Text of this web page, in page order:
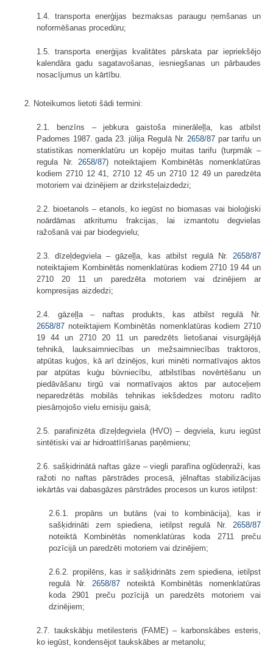
1.4. transporta enerģijas bezmaksas paraugu ņemšanas un
noformēšanas procedūru;
1.5. transporta enerģijas kvalitātes pārskata par iepriekšējo
kalendāra gadu sagatavošanas, iesniegšanas un pārbaudes
nosacījumus un kārtību.
2. Noteikumos lietoti šādi termini:
2.1. benzīns – jebkura gaistoša minerāleļļa, kas atbilst
Padomes 1987. gada 23. jūlija Regulā Nr. 2658/87 par tarifu un
statistikas nomenklatūru un kopējo muitas tarifu (turpmāk –
regula Nr. 2658/87) noteiktajiem Kombinētās nomenklatūras
kodiem 2710 12 41, 2710 12 45 un 2710 12 49 un paredzēta
motoriem vai dzinējiem ar dzirksteļaizdedzi;
2.2. bioetanols – etanols, ko iegūst no biomasas vai bioloģiski
noārdāmas atkritumu frakcijas, lai izmantotu degvielas
ražošanā vai par biodegvielu;
2.3. dīzeļdegviela – gāzeļļa, kas atbilst regulā Nr. 2658/87
noteiktajiem Kombinētās nomenklatūras kodiem 2710 19 44 un
2710 20 11 un paredzēta motoriem vai dzinējiem ar
kompresijas aizdedzi;
2.4. gāzeļļa – naftas produkts, kas atbilst regulā Nr.
2658/87 noteiktajiem Kombinētās nomenklatūras kodiem 2710
19 44 un 2710 20 11 un paredzēts lietošanai visurgājējā
tehnikā, lauksaimniecības un mežsaimniecības traktoros,
atpūtas kuģos, kā arī dzinējos, kuri minēti normatīvajos aktos
par atpūtas kuģu būvniecību, atbilstības novērtēšanu un
piedāvāšanu tirgū vai normatīvajos aktos par autoceļiem
neparedzētās mobilās tehnikas iekšdedzes motoru radīto
piesārņojošo vielu emisiju gaisā;
2.5. parafinizēta dīzeļdegviela (HVO) – degviela, kuru iegūst
sintētiski vai ar hidroattīrīšanas paņēmienu;
2.6. sašķidrinātā naftas gāze – viegli parafīna ogļūdeņraži, kas
ražoti no naftas pārstrādes procesā, jēlnaftas stabilizācijas
iekārtās vai dabasgāzes pārstrādes procesos un kuros ietilpst:
2.6.1. propāns un butāns (vai to kombinācija), kas ir
sašķidrināti zem spiediena, ietilpst regulā Nr. 2658/87
noteiktā Kombinētās nomenklatūras koda 2711 preču
pozīcijā un paredzēti motoriem vai dzinējiem;
2.6.2. propilēns, kas ir sašķidrināts zem spiediena, ietilpst
regulā Nr. 2658/87 noteiktā Kombinētās nomenklatūras
koda 2901 preču pozīcijā un paredzēts motoriem vai
dzinējiem;
2.7. taukskābju metilesteris (FAME) – karbonskābes esteris,
ko iegūst, kondensējot taukskābes ar metanolu;